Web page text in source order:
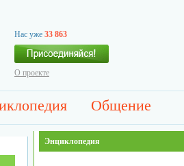
Нас уже 33 863
О проекте
Общение
Энциклопедия